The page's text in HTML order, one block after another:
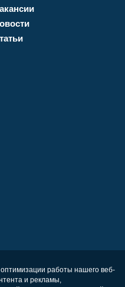
работы нашего веб-
и рекламы,